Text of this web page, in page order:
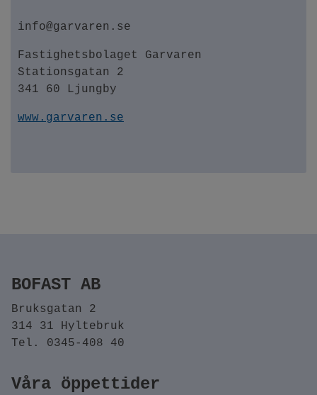
info@garvaren.se
Fastighetsbolaget Garvaren
Stationsgatan 2
341 60 Ljungby
www.garvaren.se
BOFAST AB
Bruksgatan 2
314 31 Hyltebruk
Tel. 0345-408 40
Våra öppettider